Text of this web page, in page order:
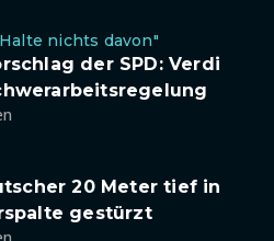
nichts davon"
der SPD: Verdi
20 Meter tief in
gestürzt